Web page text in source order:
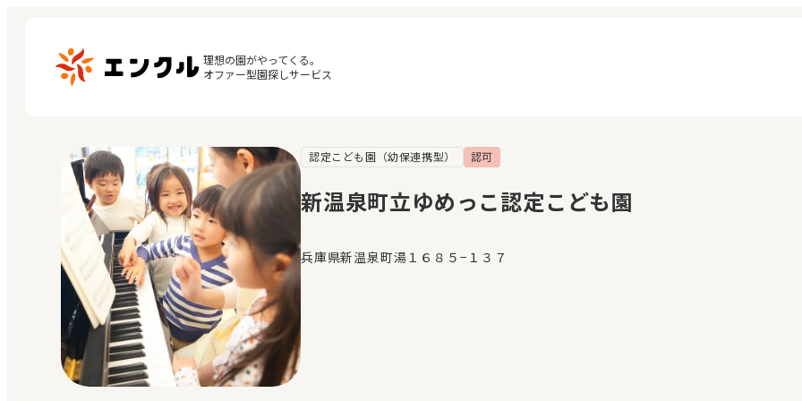
理想の園がやってくる。
オファー型園探しサービス
保育園・幼稚園を探す
地図から探す
地域から探す
マイページ
閲覧履歴
お気に入り
認定こども園（幼保連携型） 認可
新温泉町立ゆめっこ認定こども園
兵庫県新温泉町湯１６８５−１３７